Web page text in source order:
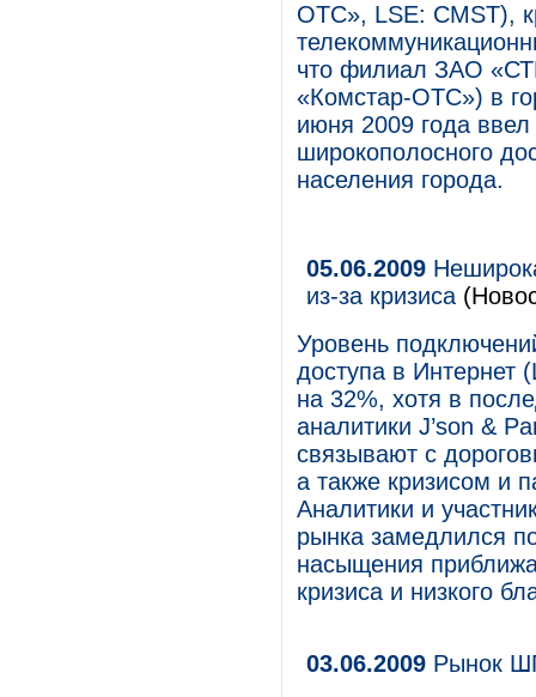
ОТС», LSE: CMST),
что филиал ЗАО
«Комстар-ОТС») в
июня 2009 года
широкополосного
населения города.
05.06.2009
из-за кризиса
Уровень
доступа в Интернет
на 32%, хотя в
аналитики J’son &
связывают с
а также кризисом и
Аналитики и
рынка замедлился
насыщения
кризиса и низкого
03.06.2009 Рынок